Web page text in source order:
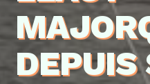
DEPUIS